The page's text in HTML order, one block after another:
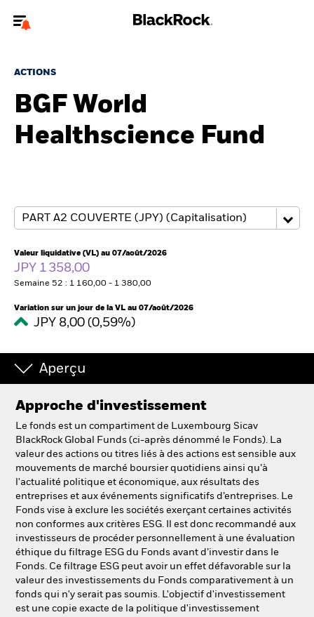
financiers.
jourvotre type d'utilisateur
A propos de BlackRock
Thèmes
ETFs & Fonds indiciels
Documents
Change location
FR
BlackRock
iShares
Aladdin
Notre société
ACTIONS
BGF World
Healthscience Fund
Valeur liquidative (VL) au 07/août/2026
JPY 1 358,00
Semaine 52 : 1 160,00 - 1 380,00
Variation sur un jour de la VL au 07/août/2026
JPY 8,00 (0,59%)
Aperçu
Approche d'investissement
Le fonds est un compartiment de Luxembourg Sicav
BlackRock Global Funds (ci-après dénommé le Fonds). La
valeur des actions ou titres liés à des actions est sensible aux
mouvements de marché boursier quotidiens ainsi qu’à
l'actualité politique et économique, aux résultats des
entreprises et aux événements significatifs d’entreprises. Le
Fonds vise à exclure les sociétés exerçant certaines activités
non conformes aux critères ESG. Il est donc recommandé aux
investisseurs de procéder personnellement à une évaluation
éthique du filtrage ESG du Fonds avant d’investir dans le
Fonds. Ce filtrage ESG peut avoir un effet défavorable sur la
valeur des investissements du Fonds comparativement à un
fonds qui n'y serait pas soumis. L'objectif d'investissement
est une copie exacte de la politique d'investissement